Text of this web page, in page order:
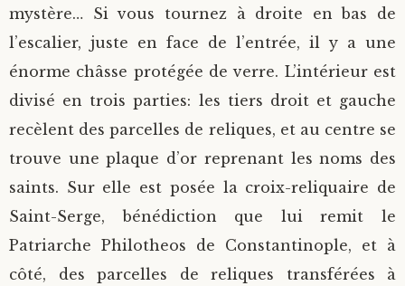
mystère… Si vous tournez à droite en bas de
l’escalier, juste en face de l’entrée, il y a une
énorme châsse protégée de verre. L’intérieur est
divisé en trois parties: les tiers droit et gauche
recèlent des parcelles de reliques, et au centre se
trouve une plaque d’or reprenant les noms des
saints. Sur elle est posée la croix-reliquaire de
Saint-Serge, bénédiction que lui remit le
Patriarche Philotheos de Constantinople, et à
côté, des parcelles de reliques transférées à